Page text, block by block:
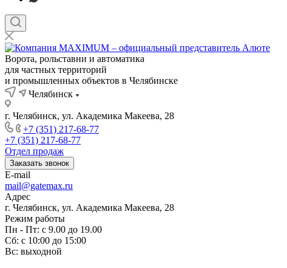
Ворота, рольставни и автоматика
для частных территорий
и промышленных объектов в Челябинске
Челябинск
г. Челябинск, ул. Академика Макеева, 28
+7 (351) 217-68-77
+7 (351) 217-68-77
Отдел продаж
Заказать звонок
E-mail
mail@gatemax.ru
Адрес
г. Челябинск, ул. Академика Макеева, 28
Режим работы
Пн - Пт: с 9.00 до 19.00
Сб: с 10:00 до 15:00
Вс: выходной